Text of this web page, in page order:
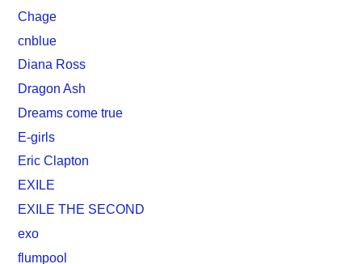
Chage
cnblue
Diana Ross
Dragon Ash
Dreams come true
E-girls
Eric Clapton
EXILE
EXILE THE SECOND
exo
flumpool